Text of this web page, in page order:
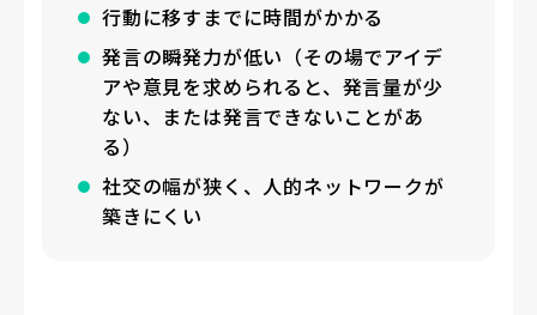
行動に移すまでに時間がかかる
発言の瞬発力が低い（その場でアイデ
アや意見を求められると、発言量が少
ない、または発言できないことがあ
る）
社交の幅が狭く、人的ネットワークが
築きにくい